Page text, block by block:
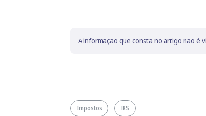
A informação que consta no artigo não é
Impostos IRS